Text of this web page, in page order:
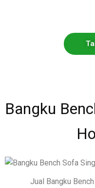
Bangku
Jual Bangku